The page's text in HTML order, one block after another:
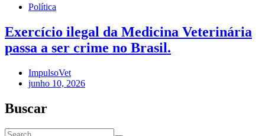
Política
Exercício ilegal da Medicina Veterinária
passa a ser crime no Brasil.
ImpulsoVet
junho 10, 2026
Buscar